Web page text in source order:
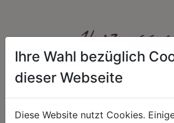
Ihre Wahl bezüglich
dieser Webseite
Diese Website nutzt Cookies.